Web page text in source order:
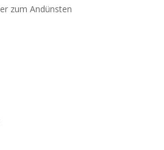
zum Andünsten